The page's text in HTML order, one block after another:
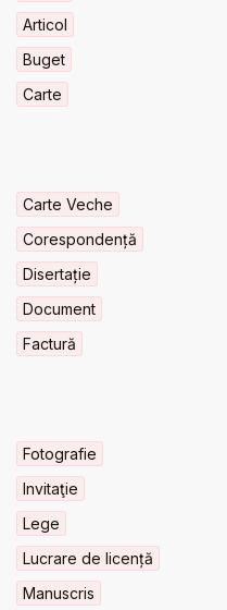
Articol
Buget
Carte
Carte Veche
Corespondență
Disertație
Document
Factură
Fotografie
Invitaţie
Lege
Lucrare de licență
Manuscris